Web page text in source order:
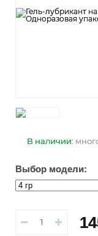
В наличии:
Выбор модели: